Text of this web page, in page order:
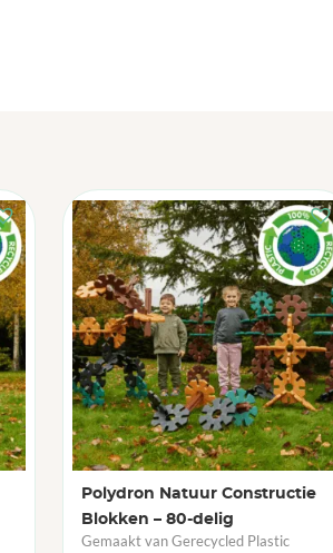
Polydron Natuur Constructie
Blokken – 80-delig
Gemaakt van Gerecycled Plastic